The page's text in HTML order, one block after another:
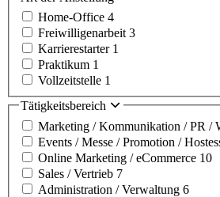
Home-Office 4
Freiwilligenarbeit 3
Karrierestarter 1
Praktikum 1
Vollzeitstelle 1
Tätigkeitsbereich
Marketing / Kommunikation / PR /
Events / Messe / Promotion /
Online Marketing / eCommerce 10
Sales / Vertrieb 7
Administration / Verwaltung 6